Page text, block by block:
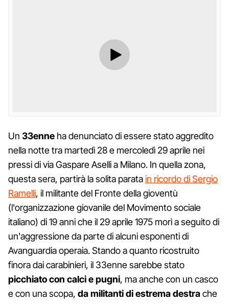
Un 33enne ha denunciato di essere stato aggredito
nella notte tra martedì 28 e mercoledì 29 aprile nei
pressi di via Gaspare Aselli a Milano. In quella zona,
questa sera, partirà la solita paratain ricordo di Sergio
Ramelli, il militante del Fronte della gioventù
(l'organizzazione giovanile del Movimento sociale
italiano) di 19 anni che il 29 aprile 1975 morì a seguito di
un'aggressione da parte di alcuni esponenti di
Avanguardia operaia. Stando a quanto ricostruito
finora dai carabinieri, il 33enne sarebbe stato
picchiato con calci e pugni, ma anche con un casco
e con una scopa, da militanti di estrema destrache